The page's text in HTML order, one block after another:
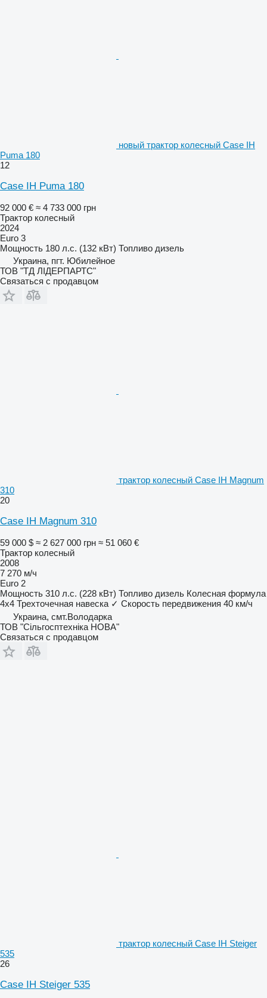
новый трактор колесный Case IH
Puma 180
12
Case IH Puma 180
92 000 € ≈ 4 733 000 грн
Трактор колесный
2024
Euro 3
Мощность 180 л.с. (132 кВт) Топливо дизель
Украина, пгт. Юбилейное
ТОВ "ТД ЛІДЕРПАРТС"
Связаться с продавцом
трактор колесный Case IH Magnum
310
20
Case IH Magnum 310
59 000 $ ≈ 2 627 000 грн ≈ 51 060 €
Трактор колесный
2008
7 270 м/ч
Euro 2
Мощность 310 л.с. (228 кВт) Топливо дизель Колесная формула
4x4 Трехточечная навеска ✓ Скорость передвижения 40 км/ч
Украина, смт.Володарка
ТОВ "Сiльгосптехнiка НОВА"
Связаться с продавцом
трактор колесный Case IH Steiger
535
26
Case IH Steiger 535